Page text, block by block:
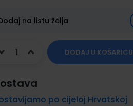
na listu želja
DODAJ U KOŠARICU
po cijeloj Hrvatskoj